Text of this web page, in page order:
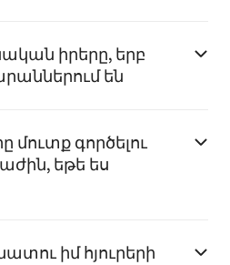
իրերը, երբ
են
մուտք գործելու
եթե ես
իմ հյուրերի